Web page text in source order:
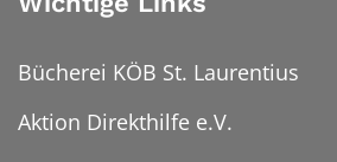
Bücherei KÖB St. Laurentius
Aktion Direkthilfe e.V.